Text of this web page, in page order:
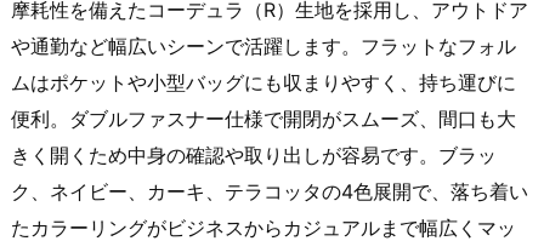
摩耗性を備えたコーデュラ（R）生地を採用し、アウトドア
や通勤など幅広いシーンで活躍します。フラットなフォル
ムはポケットや小型バッグにも収まりやすく、持ち運びに
便利。ダブルファスナー仕様で開閉がスムーズ、間口も大
きく開くため中身の確認や取り出しが容易です。ブラッ
ク、ネイビー、カーキ、テラコッタの4色展開で、落ち着い
たカラーリングがビジネスからカジュアルまで幅広くマッ